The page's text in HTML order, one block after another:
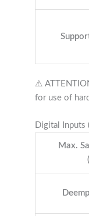
⚠
for use of
Digital Inputs
Max.